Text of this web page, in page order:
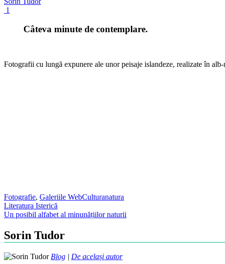
1
Câteva minute de contemplare.
Fotografii cu lungă expunere ale unor peisaje islandeze, realizate în alb-
Fotografie, Galeriile WebCulturanatura
Post
navigation
Literatura Isterică
Un posibil alfabet al minunățiilor naturii
Sorin Tudor
Blog | De același autor